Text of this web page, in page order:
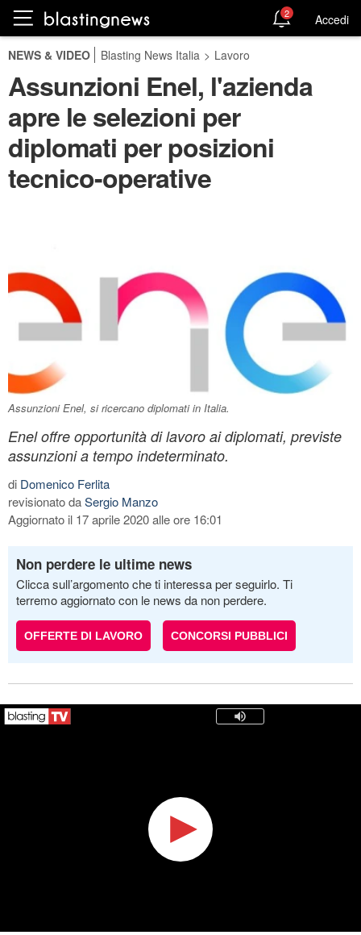
2 Accedi
NEWS & VIDEO Blasting News Italia > Lavoro
Assunzioni Enel, l'azienda
apre le selezioni per
diplomati per posizioni
tecnico-operative
Assunzioni Enel, si ricercano diplomati in Italia.
Enel offre opportunità di lavoro ai diplomati, previste
assunzioni a tempo indeterminato.
di Domenico Ferlita
revisionato daSergio Manzo
Aggiornato il 17 aprile 2020 alle ore 16:01
Non perdere le ultime news
Clicca sull’argomento che ti interessa per seguirlo. Ti
terremo aggiornato con le news da non perdere.
OFFERTE DI LAVORO CONCORSI PUBBLICI